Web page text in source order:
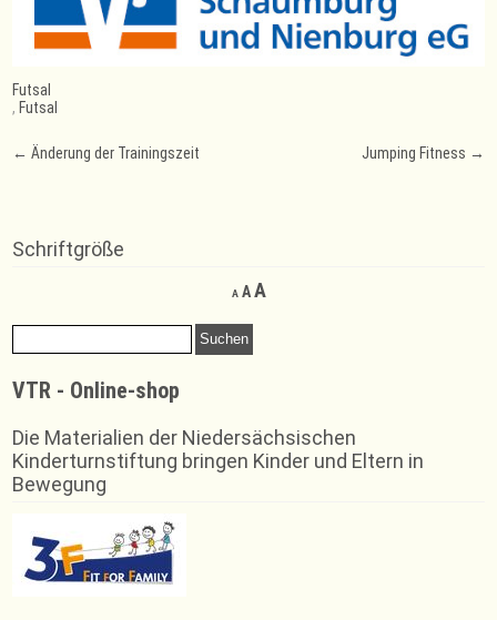
Futsal
, Futsal
Post
← Änderung der Trainingszeit Jumping Fitness →
Schriftgröße
A
Decrease
font
AReset
size.
AIncrease
Suchen
nach:
VTR - Online-shop
Die Materialien der Niedersächsischen
Kinderturnstiftung bringen Kinder und Eltern in
Bewegung